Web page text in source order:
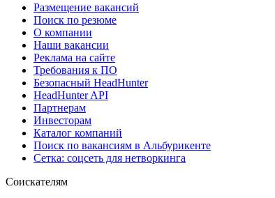
Размещение вакансий
Поиск по резюме
О компании
Наши вакансии
Реклама на сайте
Требования к ПО
Безопасный HeadHunter
HeadHunter API
Партнерам
Инвесторам
Каталог компаний
Поиск по вакансиям в Альбурикенте
Сетка: соцсеть для нетворкинга
Соискателям